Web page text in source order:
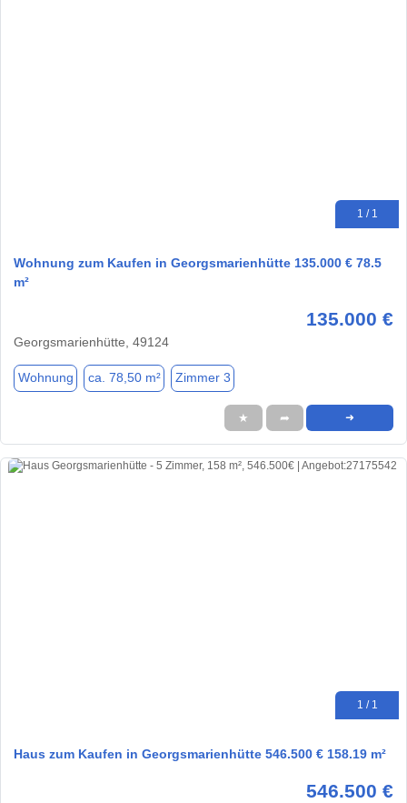
1 / 1
Wohnung zum Kaufen in Georgsmarienhütte 135.000 € 78.5
m²
135.000 €
Georgsmarienhütte, 49124
Wohnung ca. 78,50 m² Zimmer 3
★ ➦ ➜
1 / 1
Haus zum Kaufen in Georgsmarienhütte 546.500 € 158.19 m²
546.500 €